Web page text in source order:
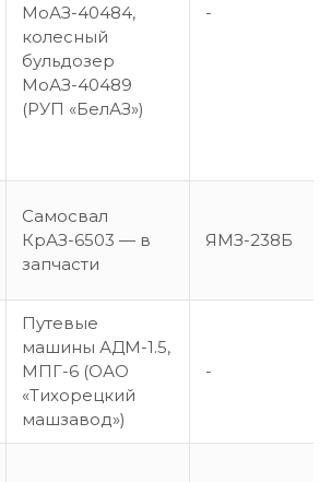
МоАЗ-40484,
колесный
бульдозер
МоАЗ-40489
(РУП «БелАЗ»)
-
Самосвал
КрАЗ-6503 — в
запчасти
ЯМЗ-238Б
Путевые
машины АДМ-1.5,
МПГ-6 (ОАО
«Тихорецкий
машзавод»)
-